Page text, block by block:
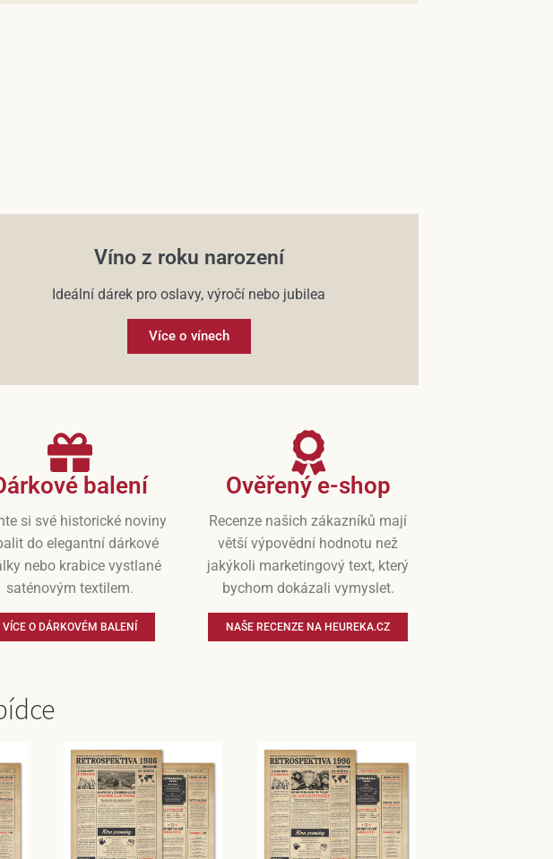
Víno z roku narození
Ideální dárek pro oslavy, výročí nebo jubilea
Více o vínech
balení
si své historické noviny
do elegantní dárkové
nebo krabice vystlané
saténovým textilem.
VÍCE O DÁRKOVÉM BALENÍ
Ověřený e-shop
Recenze našich zákazníků mají
větší výpovědní hodnotu než
jakýkoli marketingový text, který
bychom dokázali vymyslet.
NAŠE RECENZE NA HEUREKA.CZ